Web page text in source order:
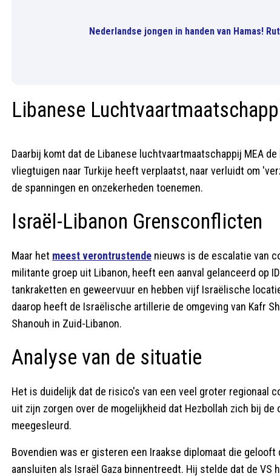
Nederlandse jongen in handen van Hamas!
Libanese
Daarbij komt dat de Libanese luchtvaartmaatschappij MEA
vliegtuigen naar Turkije heeft verplaatst, naar verluidt om
de spanningen en onzekerheden toenemen.
Israël-Libanon Grensconflicten
Maar het meest verontrustende nieuws is de escalatie van
militante groep uit Libanon, heeft een aanval gelanceerd op
tankraketten en geweervuur en hebben vijf Israëlische
daarop heeft de Israëlische artillerie de omgeving van Kafr
Shanouh in Zuid-Libanon.
Analyse van de situatie
Het is duidelijk dat de risico's van een veel groter regionaal
uit zijn zorgen over de mogelijkheid dat Hezbollah zich bij
meegesleurd.
Bovendien was er gisteren een Iraakse diplomaat die
aansluiten als Israël Gaza binnentreedt. Hij stelde dat de